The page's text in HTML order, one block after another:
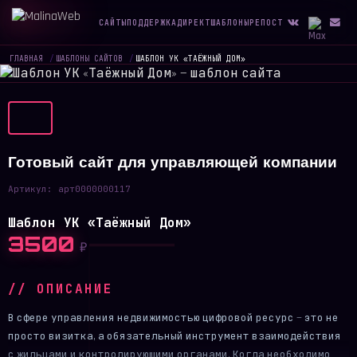
САЙТЫПОДДЕРЖКА ДИРЕКТШАБЛОНЫРЕПОСТ
ГЛАВНАЯ / ШАБЛОНЫ САЙТОВ / ШАБЛОН УК «ТАЁЖНЫЙ ДОМ»
Готовый сайт для управляющей компании
Артикул: арт0000000117
Шаблон УК «Таёжный Дом»
3500 ₽
// ОПИСАНИЕ
В сфере управления недвижимостью цифровой ресурс — это не
просто визитка, а обязательный инструмент взаимодействия